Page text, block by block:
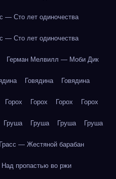
— Сто лет одиночества
— Сто лет одиночества
Герман Мелвилл — Моби Дик
Говядина Говядина
Горох Горох Горох Горох
Груша Груша Груша Груша
— Жестяной барабан
пропастью во ржи